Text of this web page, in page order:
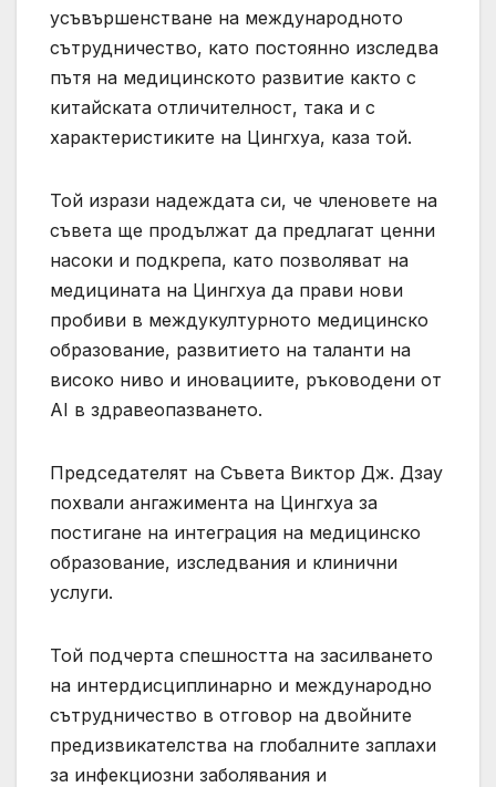
усъвършенстване на международното
сътрудничество, като постоянно изследва
пътя на медицинското развитие както с
китайската отличителност, така и с
характеристиките на Цингхуа, каза той.
Той изрази надеждата си, че членовете на
съвета ще продължат да предлагат ценни
насоки и подкрепа, като позволяват на
медицината на Цингхуа да прави нови
пробиви в междукултурното медицинско
образование, развитието на таланти на
високо ниво и иновациите, ръководени от
AI в здравеопазването.
Председателят на Съвета Виктор Дж. Дзау
похвали ангажимента на Цингхуа за
постигане на интеграция на медицинско
образование, изследвания и клинични
услуги.
Той подчерта спешността на засилването
на интердисциплинарно и международно
сътрудничество в отговор на двойните
предизвикателства на глобалните заплахи
за инфекциозни заболявания и